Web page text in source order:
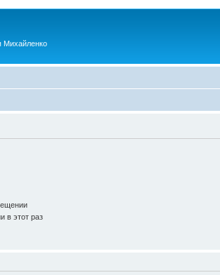
Михайленко
в этот раз